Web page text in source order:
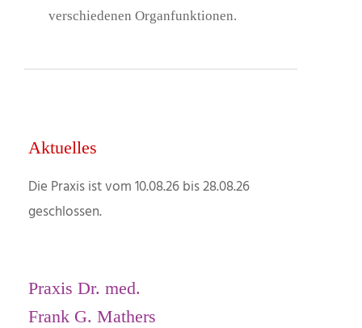
verschiedenen Organfunktionen.
Aktuelles
Die Praxis ist vom 10.08.26 bis 28.08.26
geschlossen.
Praxis Dr. med.
Frank G. Mathers